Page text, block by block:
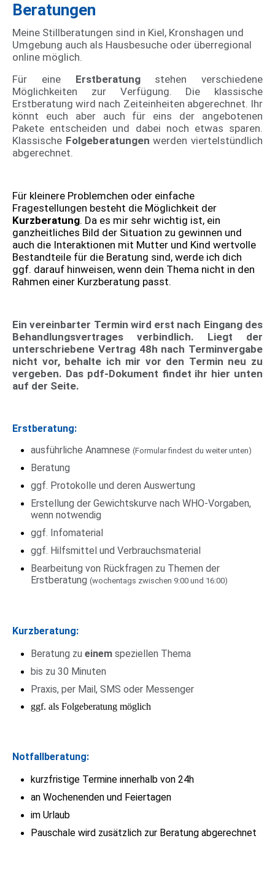
Beratungen
Meine Stillberatungen sind in Kiel, Kronshagen und
Umgebung auch als Hausbesuche oder überregional
online möglich.
Für eine Erstberatungstehen verschiedene
Möglichkeiten zur Verfügung. Die klassische
Erstberatung wird nach Zeiteinheiten abgerechnet. Ihr
könnt euch aber auch für eins der angebotenen
Pakete entscheiden und dabei noch etwas sparen.
Klassische Folgeberatungenwerden viertelstündlich
abgerechnet.
Für kleinere Problemchen oder einfache
Fragestellungen besteht die Möglichkeit der
Kurzberatung. Da es mir sehr wichtig ist, ein
ganzheitliches Bild der Situation zu gewinnen und
auch die Interaktionen mit Mutter und Kind wertvolle
Bestandteile für die Beratung sind, werde ich dich
ggf. darauf hinweisen, wenn dein Thema nicht in den
Rahmen einer Kurzberatung passt.
Ein vereinbarter Termin wird erst nach Eingang des
Behandlungsvertrages verbindlich. Liegt der
unterschriebene Vertrag 48h nach Terminvergabe
nicht vor, behalte ich mir vor den Termin neu zu
vergeben. Das pdf-Dokument findet ihr hier unten
auf der Seite.
Erstberatung:
ausführliche Anamnese (Formular findest du weiter unten)
Beratung
ggf. Protokolle und deren Auswertung
Erstellung der Gewichtskurve nach WHO-Vorgaben,
wenn notwendig
ggf. Infomaterial
ggf. Hilfsmittel und Verbrauchsmaterial
Bearbeitung von Rückfragen zu Themen der
Erstberatung (wochentags zwischen 9:00 und 16:00)
Kurzberatung:
Beratung zu einem speziellen Thema
bis zu 30 Minuten
Praxis, per Mail, SMS oder Messenger
ggf. als Folgeberatung möglich
Notfallberatung:
kurzfristige Termine innerhalb von 24h
an Wochenenden und Feiertagen
im Urlaub
Pauschale wird zusätzlich zur Beratung abgerechnet